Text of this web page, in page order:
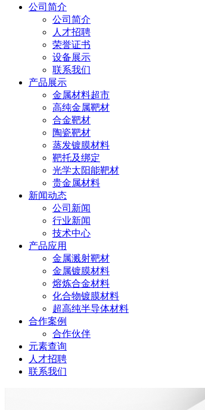
公司简介
公司简介
人才招聘
荣誉证书
设备展示
联系我们
产品展示
金属材料超市
高纯金属靶材
合金靶材
陶瓷靶材
蒸发镀膜材料
靶托及绑定
光学太阳能靶材
贵金属材料
新闻动态
公司新闻
行业新闻
技术中心
产品应用
金属溅射靶材
金属镀膜材料
熔炼合金材料
化合物镀膜材料
超高纯半导体材料
合作案例
合作伙伴
元素查询
人才招聘
联系我们